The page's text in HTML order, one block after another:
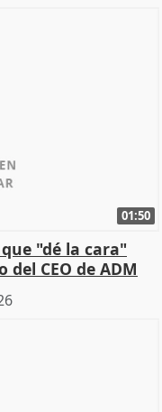
01:50
"dé la cara"
CEO de ADM